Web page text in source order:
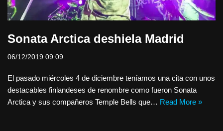
Sonata Arctica deshiela Madrid
06/12/2019 09:09
El pasado miércoles 4 de diciembre teníamos una cita con unos
destacables finlandeses de renombre como fueron Sonata
Arctica y sus compañeros Temple Bells que… Read More »